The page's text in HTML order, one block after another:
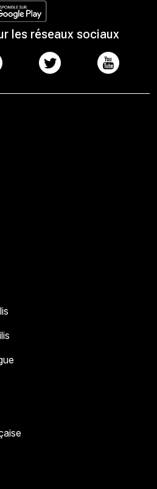
les réseaux sociaux